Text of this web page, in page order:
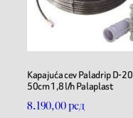
Kapajuća cev Paladrip D-20
50cm 1,8 l/h Palaplast
8.190,00рсд